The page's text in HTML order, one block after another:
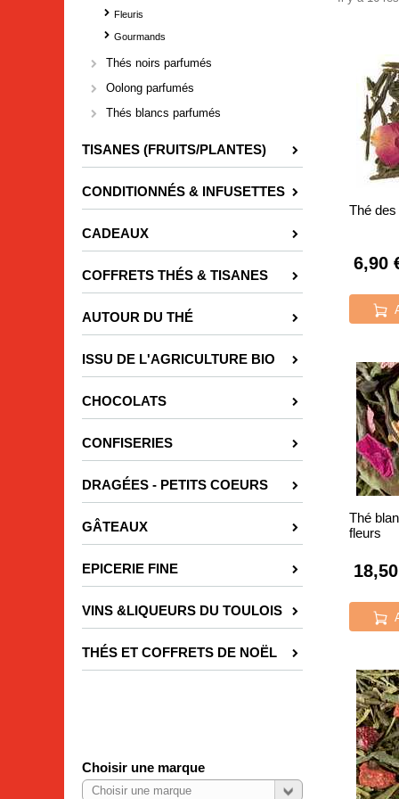
Fleuris
Gourmands
Thés noirs parfumés
Oolong parfumés
Thés blancs parfumés
TISANES (FRUITS/PLANTES)
CONDITIONNÉS & INFUSETTES
CADEAUX
COFFRETS THÉS & TISANES
AUTOUR DU THÉ
ISSU DE L'AGRICULTURE BIO
CHOCOLATS
CONFISERIES
DRAGÉES - PETITS COEURS
GÂTEAUX
EPICERIE FINE
VINS &LIQUEURS DU TOULOIS
THÉS ET COFFRETS DE NOËL
Choisir une marque
Thé
6,90
Thé
fleurs